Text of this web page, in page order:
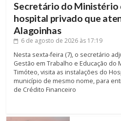
Secretário do Ministério
hospital privado que
Alagoinhas
6 de agosto de 2026 às 17:19
Nesta sexta-feira (7), o secretário
Gestão em Trabalho e Educação do
Timóteo, visita as instalações do
município de mesmo nome, para
de Crédito Financeiro